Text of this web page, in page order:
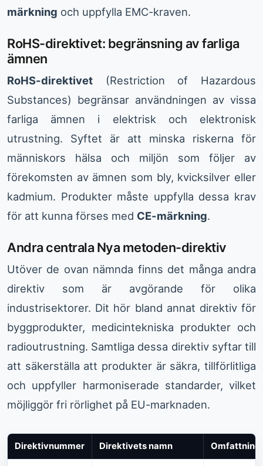
märkning och uppfylla EMC-kraven.
RoHS-direktivet: begränsning av farliga
ämnen
RoHS-direktivet (Restriction of Hazardous
Substances) begränsar användningen av vissa
farliga ämnen i elektrisk och elektronisk
utrustning. Syftet är att minska riskerna för
människors hälsa och miljön som följer av
förekomsten av ämnen som bly, kvicksilver eller
kadmium. Produkter måste uppfylla dessa krav
för att kunna förses med CE-märkning.
Andra centrala Nya metoden-direktiv
Utöver de ovan nämnda finns det många andra
direktiv som är avgörande för olika
industrisektorer. Dit hör bland annat direktiv för
byggprodukter, medicintekniska produkter och
radioutrustning. Samtliga dessa direktiv syftar till
att säkerställa att produkter är säkra, tillförlitliga
och uppfyller harmoniserade standarder, vilket
möjliggör fri rörlighet på EU-marknaden.
Direktivnummer Direktivets namn Omfattning